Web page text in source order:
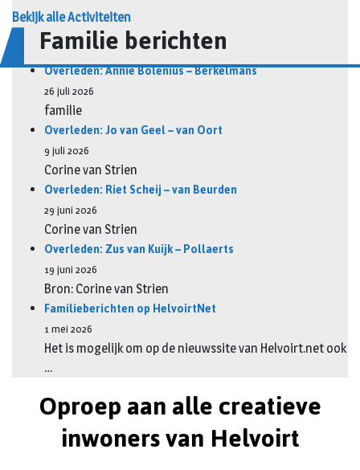
Bekijk alle Activiteiten
Familie berichten
Overleden: Annie Bolenius – Berkelmans
26 juli 2026
familie
Overleden: Jo van Geel – van Oort
9 juli 2026
Corine van Strien
Overleden: Riet Scheij – van Beurden
29 juni 2026
Corine van Strien
Overleden: Zus van Kuijk – Pollaerts
19 juni 2026
Bron: Corine van Strien
Familieberichten op HelvoirtNet
1 mei 2026
Het is mogelijk om op de nieuwssite van Helvoirt.net ook
…
Oproep aan alle creatieve
inwoners van Helvoirt